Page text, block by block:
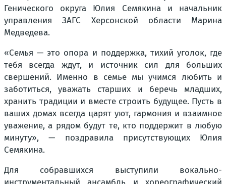
Генического округа Юлия Семякина и начальник
управления ЗАГС Херсонской области Марина
Медведева.
«Семья — это опора и поддержка, тихий уголок, где
тебя всегда ждут, и источник сил для больших
свершений. Именно в семье мы учимся любить и
заботиться, уважать старших и беречь младших,
хранить традиции и вместе строить будущее. Пусть в
ваших домах всегда царят уют, гармония и взаимное
уважение, а рядом будут те, кто поддержит в любую
минуту», — поздравила присутствующих Юлия
Семякина.
Для собравшихся выступили вокально-